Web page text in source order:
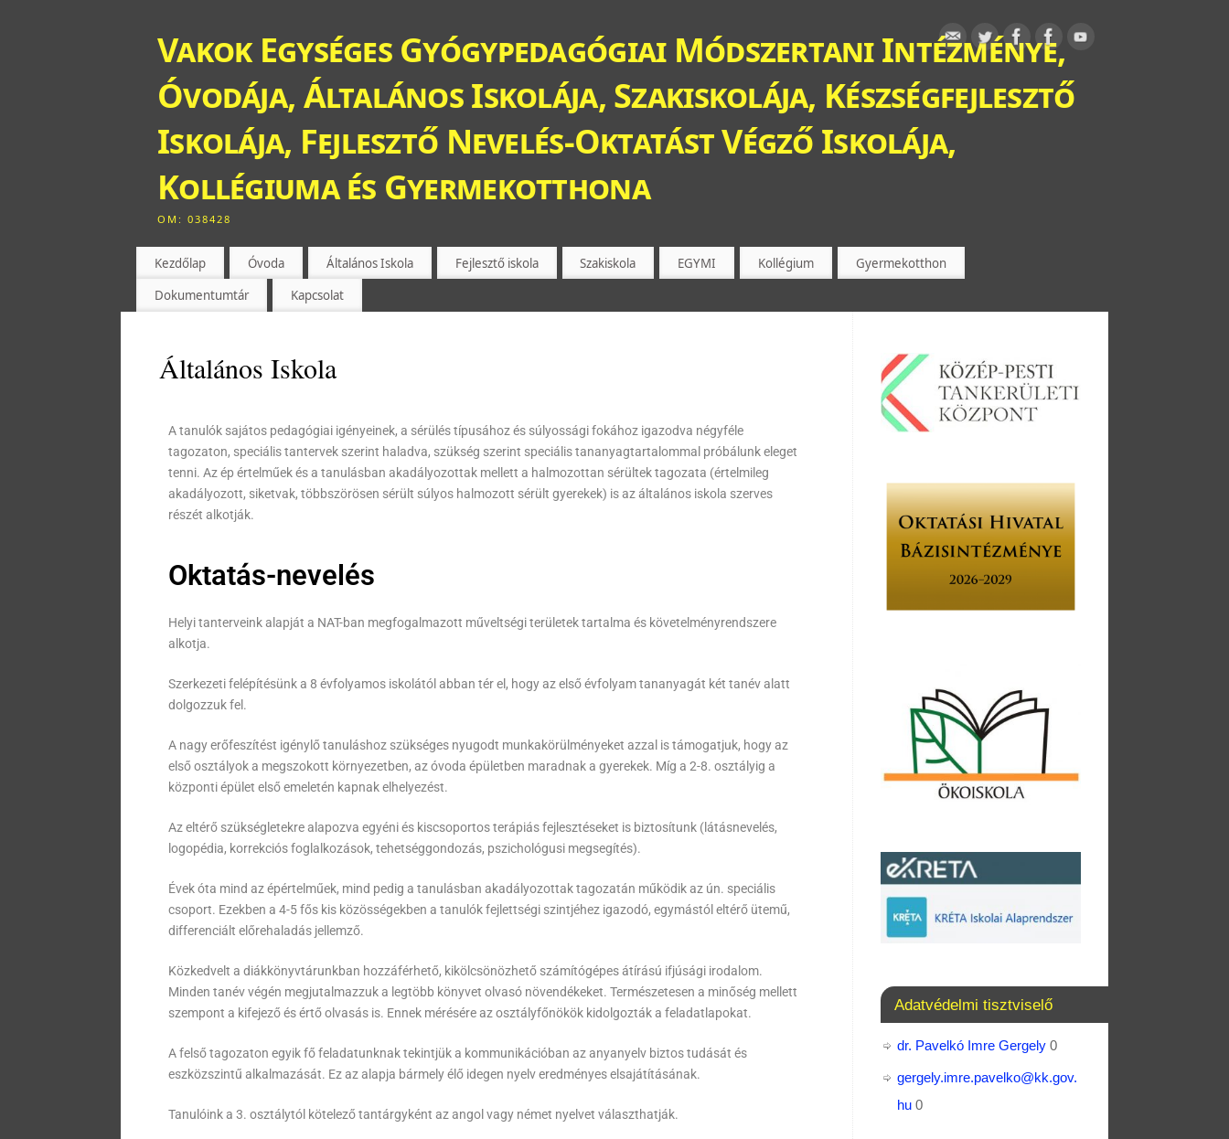
Vakok Egységes Gyógypedagógiai Módszertani Intézménye,
Óvodája, Általános Iskolája, Szakiskolája, Készségfejlesztő
Iskolája, Fejlesztő Nevelés-Oktatást Végző Iskolája,
Kollégiuma és Gyermekotthona
OM: 038428
Kezdőlap Óvoda Általános Iskola Fejlesztő iskola Szakiskola EGYMI Kollégium
Gyermekotthon
Dokumentumtár
Kapcsolat
Általános Iskola
A tanulók sajátos pedagógiai igényeinek, a sérülés típusához és súlyossági fokához igazodva négyféle
tagozaton, speciális tantervek szerint haladva, szükség szerint speciális tananyagtartalommal próbálunk eleget
tenni. Az ép értelműek és a tanulásban akadályozottak mellett a halmozottan sérültek tagozata (értelmileg
akadályozott, siketvak, többszörösen sérült súlyos halmozott sérült gyerekek) is az általános iskola szerves
részét alkotják.
Oktatás-nevelés
Helyi tanterveink alapját a NAT-ban megfogalmazott műveltségi területek tartalma és követelményrendszere
alkotja.
Szerkezeti felépítésünk a 8 évfolyamos iskolától abban tér el, hogy az első évfolyam tananyagát két tanév alatt
dolgozzuk fel.
A nagy erőfeszítést igénylő tanuláshoz szükséges nyugodt munkakörülményeket azzal is támogatjuk, hogy az
első osztályok a megszokott környezetben, az óvoda épületben maradnak a gyerekek. Míg a 2-8. osztályig a
központi épület első emeletén kapnak elhelyezést.
Az eltérő szükségletekre alapozva egyéni és kiscsoportos terápiás fejlesztéseket is biztosítunk (látásnevelés,
logopédia, korrekciós foglalkozások, tehetséggondozás, pszichológusi megsegítés).
Évek óta mind az épértelműek, mind pedig a tanulásban akadályozottak tagozatán működik az ún. speciális
csoport. Ezekben a 4-5 fős kis közösségekben a tanulók fejlettségi szintjéhez igazodó, egymástól eltérő ütemű,
differenciált előrehaladás jellemző.
Közkedvelt a diákkönyvtárunkban hozzáférhető, kikölcsönözhető számítógépes átírású ifjúsági irodalom.
Minden tanév végén megjutalmazzuk a legtöbb könyvet olvasó növendékeket. Természetesen a minőség mellett
szempont a kifejező és értő olvasás is. Ennek mérésére az osztályfőnökök kidolgozták a feladatlapokat.
A felső tagozaton egyik fő feladatunknak tekintjük a kommunikációban az anyanyelv biztos tudását és
eszközszintű alkalmazását. Ez az alapja bármely élő idegen nyelv eredményes elsajátításának.
Tanulóink a 3. osztálytól kötelező tantárgyként az angol vagy német nyelvet választhatják.
Adatvédelmi tisztviselő
dr. Pavelkó Imre Gergely 0
gergely.imre.pavelko@kk.gov.
hu 0